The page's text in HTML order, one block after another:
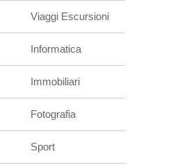
Viaggi Escursioni
Informatica
Immobiliari
Fotografia
Sport